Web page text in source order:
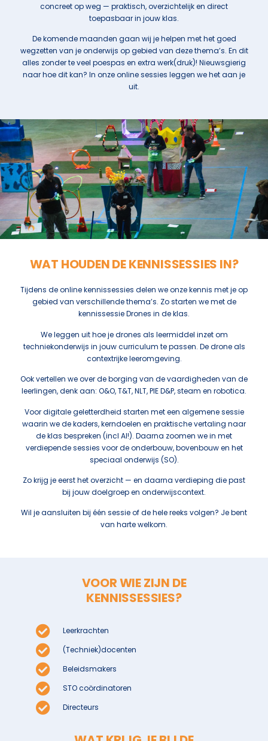
concreet op weg — praktisch, overzichtelijk en direct
toepasbaar in jouw klas.
De komende maanden gaan wij je helpen met het goed
wegzetten van je onderwijs op gebied van deze thema’s. En dit
alles zonder te veel poespas en extra werk(druk)! Nieuwsgierig
naar hoe dit kan? In onze online sessies leggen we het aan je
uit.
WAT HOUDEN DE KENNISSESSIES IN?
Tijdens de online kennissessies delen we onze kennis met je op
gebied van verschillende thema’s. Zo starten we met de
kennissessie Drones in de klas.
We leggen uit hoe je drones als leermiddel inzet om
techniekonderwijs in jouw curriculum te passen. De drone als
contextrijke leeromgeving.
Ook vertellen we over de borging van de vaardigheden van de
leerlingen, denk aan: O&O, T&T, NLT, PIE D&P, steam en robotica.
Voor digitale geletterdheid starten met een algemene sessie
waarin we de kaders, kerndoelen en praktische vertaling naar
de klas bespreken (incl AI!). Daarna zoomen we in met
verdiepende sessies voor de onderbouw, bovenbouw en het
speciaal onderwijs (SO).
Zo krijg je eerst het overzicht — en daarna verdieping die past
bij jouw doelgroep en onderwijscontext.
Wil je aansluiten bij één sessie of de hele reeks volgen? Je bent
van harte welkom.
VOOR WIE ZIJN DE
KENNISSESSIES?
Leerkrachten
(Techniek)docenten
Beleidsmakers
STO coördinatoren
Directeurs